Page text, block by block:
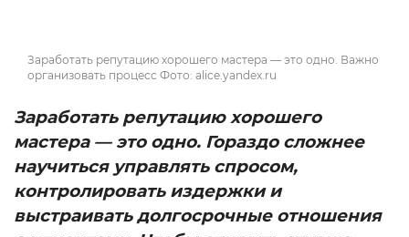
Заработать репутацию хорошего мастера — это одно. Важно
организовать процесс Фото: alice.yandex.ru
Заработать репутацию хорошего
мастера — это одно. Гораздо сложнее
научиться управлять спросом,
контролировать издержки и
выстраивать долгосрочные отношения